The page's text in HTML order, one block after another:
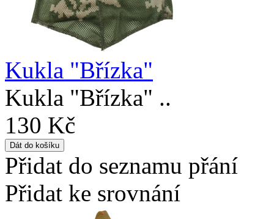
Kukla "Břízka"
Kukla "Břízka" ..
130 Kč
Přidat do seznamu přání
Přidat ke srovnání